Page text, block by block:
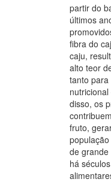
partir do
últimos
fibra do
caju,
alto teor
tanto
disso, os
fruto,
de grande
há